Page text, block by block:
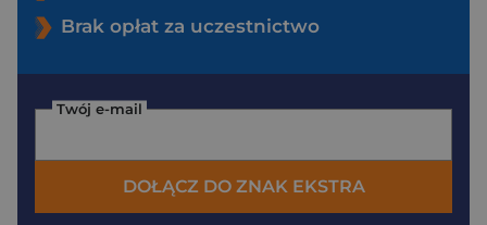
Brak opłat za uczestnictwo
Twój e-mail
DOŁĄCZ DO ZNAK EKSTRA